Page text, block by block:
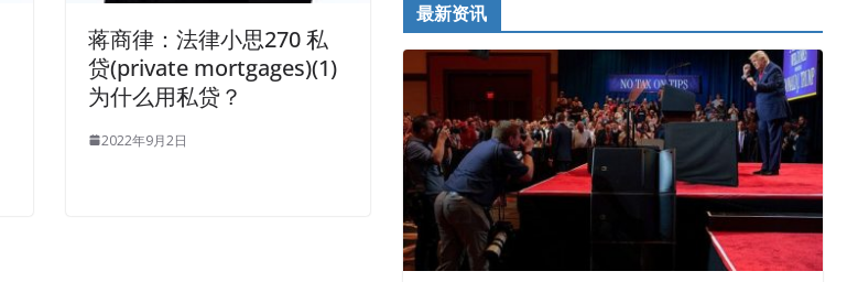
蒋商律：法律小思270 私
贷(private mortgages)(1)
为什么用私贷？
2022年9月2日
最新资讯